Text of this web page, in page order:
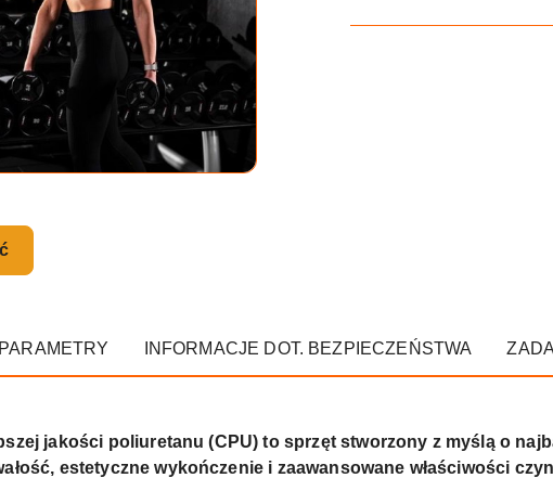
PARAMETRY INFORMACJE DOT. BEZPIECZEŃSTWA
jakości poliuretanu (CPU) to sprzęt stworzony z myślą o
estetyczne wykończenie i zaawansowane właściwości